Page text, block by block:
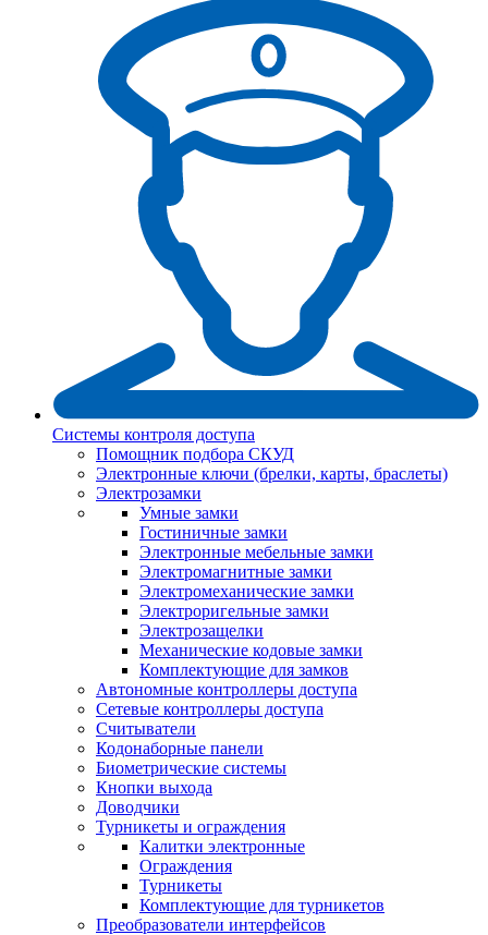
Системы контроля доступа
Помощник подбора СКУД
Электронные ключи (брелки, карты, браслеты)
Электрозамки
Умные замки
Гостиничные замки
Электронные мебельные замки
Электромагнитные замки
Электромеханические замки
Электроригельные замки
Электрозащелки
Механические кодовые замки
Комплектующие для замков
Автономные контроллеры доступа
Сетевые контроллеры доступа
Считыватели
Кодонаборные панели
Биометрические системы
Кнопки выхода
Доводчики
Турникеты и ограждения
Калитки электронные
Ограждения
Турникеты
Комплектующие для турникетов
Преобразователи интерфейсов